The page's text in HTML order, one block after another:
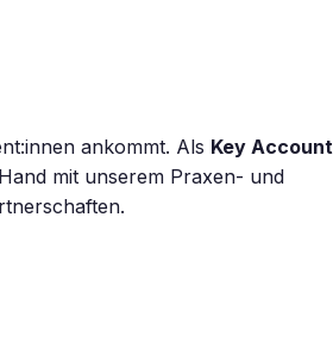
ankommt. Als Key Account
mit unserem Praxen- und